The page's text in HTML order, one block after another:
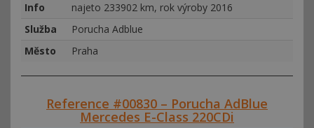
Info
najeto 233902 km, rok výroby 2016
Služba
Porucha Adblue
Město
Praha
Reference #00830 – Porucha AdBlue
Mercedes E-Class 220CDi